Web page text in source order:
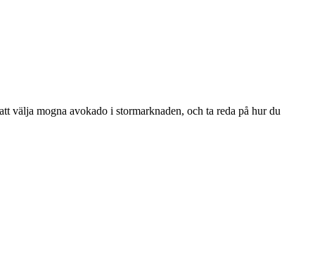
välja mogna avokado i stormarknaden, och ta reda på hur du